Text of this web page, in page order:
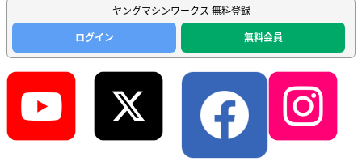
ヤングマシンワークス 無料登録
ログイン
無料会員